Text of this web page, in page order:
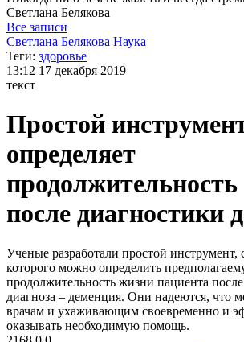
Светлана Белякова
Все записи
Светлана Белякова Наука
Теги: здоровье
13:12 17 декабря 2019
текст
Простой
определяет
после диагностики
Ученые разработали простой
которого можно определить
продолжительность жизни пациента
диагноза – деменция. Они надеются, что
врачам и ухаживающим своевременно и
оказывать необходимую помощь.